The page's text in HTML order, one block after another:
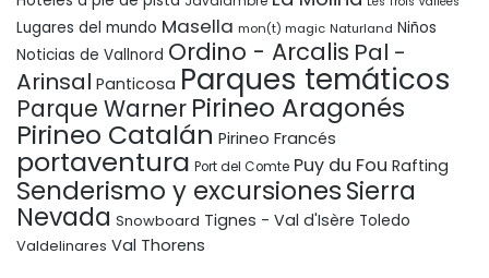
Lugares del mundo Masella mon(t) magic Naturland Niños
Noticias de Vallnord Ordino - Arcalis Pal -
Arinsal Panticosa Parques temáticos
Parque Warner Pirineo Aragonés
Pirineo Catalán Pirineo Francés
portaventura Port del Comte Puy du Fou Rafting
Senderismo y excursionesSierra
Nevada Snowboard Tignes - Val d'Isère Toledo
Valdelinares Val Thorens